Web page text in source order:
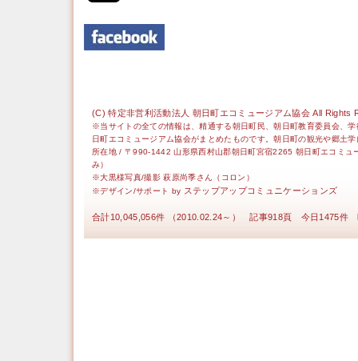
(C) 特定非営利活動法人 朝日町エコミュージアム協会 All Rights
※当サイトの全ての情報は、精通する朝日町民、朝日町教育委員会、
日町エコミュージアム協会がまとめたものです。朝日町の観光や郷土
所在地 / 〒990-1442 山形県西村山郡朝日町宮宿2265 朝日町エコミ
み）
※大黒様写真/撮影 萩原尚季さん（コロン）
※デザイン/サポート by ステップアップコミュニケーションズ
合計10,045,056件 （2010.02.24～） 記事918頁 今日1475